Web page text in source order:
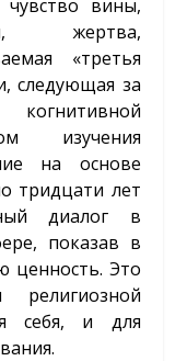
вины,
жертва,
«третья
следующая за
изучения
на основе
тридцати лет
диалог в
показав в
ценность. Это
себя, и для